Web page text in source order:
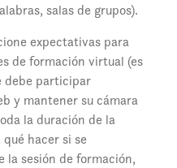
salas de grupos).
expectativas para
de formación virtual (es
debe participar
y mantener su cámara
la duración de la
hacer si se
la sesión de formación,